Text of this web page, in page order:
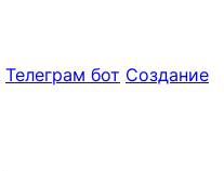
Телеграм бот Создание